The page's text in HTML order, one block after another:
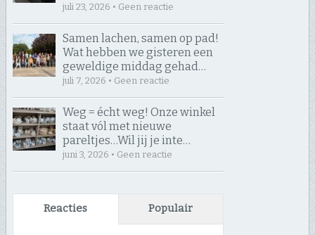
juli 23, 2026 • Geen reactie
Samen lachen, samen op pad! ​
Wat hebben we gisteren een
geweldige middag gehad…
juli 7, 2026 • Geen reactie
Weg = écht weg! Onze winkel
staat vól met nieuwe
pareltjes… ​Wil jij je inte…
juni 3, 2026 • Geen reactie
Reacties Populair